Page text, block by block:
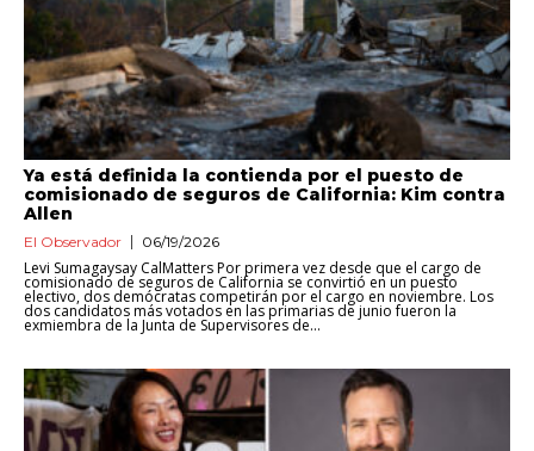
Ya está definida la contienda por el puesto de
comisionado de seguros de California: Kim contra
Allen
El Observador 06/19/2026
Levi Sumagaysay CalMatters Por primera vez desde que el cargo de
comisionado de seguros de California se convirtió en un puesto
electivo, dos demócratas competirán por el cargo en noviembre. Los
dos candidatos más votados en las primarias de junio fueron la
exmiembra de la Junta de Supervisores de...